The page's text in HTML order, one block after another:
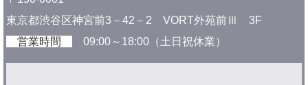
東京都渋谷区神宮前3－42－2 VORT外苑前Ⅲ 3F
営業時間
09:00～18:00（土日祝休業）